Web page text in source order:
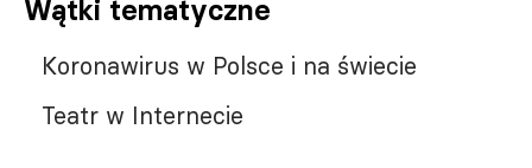
Wątki tematyczne
Koronawirus w Polsce i na świecie
Teatr w Internecie